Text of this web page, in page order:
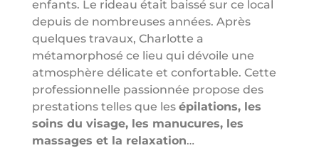
enfants. Le rideau était baissé sur ce local
depuis de nombreuses années. Après
quelques travaux, Charlotte a
métamorphosé ce lieu qui dévoile une
atmosphère délicate et confortable. Cette
professionnelle passionnée propose des
prestations telles que les épilations, les
soins du visage, les manucures, les
massages et la relaxation…